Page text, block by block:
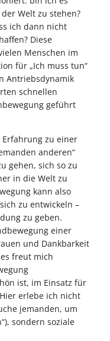
Welt zu stehen?
ich dann nicht
Diese
Menschen im
für „Ich muss tun“
Antriebsdynamik
schnellen
geführt
zu einer
anderen“
gehen, sich so zu
in die Welt zu
kann also
zu entwickeln –
zu geben.
einer
und Dankbarkeit
freut mich
ist, im Einsatz für
erlebe ich nicht
jemanden, um
sondern soziale